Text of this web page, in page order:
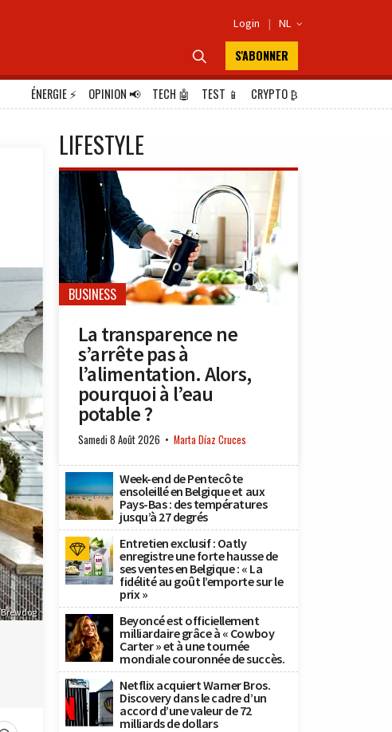
Login | NL 
 S'ABONNER
ÉNERGIE⚡ OPINION📢 TECH 🤖 TEST 📱 CRYPTO₿
Brewdog
LIFESTYLE
BUSINESS
La transparence ne
s’arrête pas à
l’alimentation. Alors,
pourquoi à l’eau
potable ?
Samedi 8 Août 2026 Marta Díaz Cruces
Week-end de Pentecôte
ensoleillé en Belgique et aux
Pays-Bas : des températures
jusqu’à 27 degrés
Entretien exclusif : Oatly
enregistre une forte hausse de
ses ventes en Belgique : « La
fidélité au goût l’emporte sur le
prix »
Beyoncé est officiellement
milliardaire grâce à « Cowboy
Carter » et à une tournée
mondiale couronnée de succès.
Netflix acquiert Warner Bros.
Discovery dans le cadre d’un
accord d’une valeur de 72
milliards de dollars